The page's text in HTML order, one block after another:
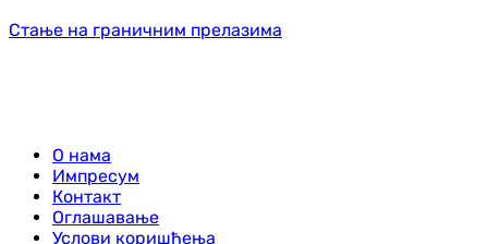
Стање на граничним прелазима
О нама
Импресум
Контакт
Оглашавање
Услови коришћења